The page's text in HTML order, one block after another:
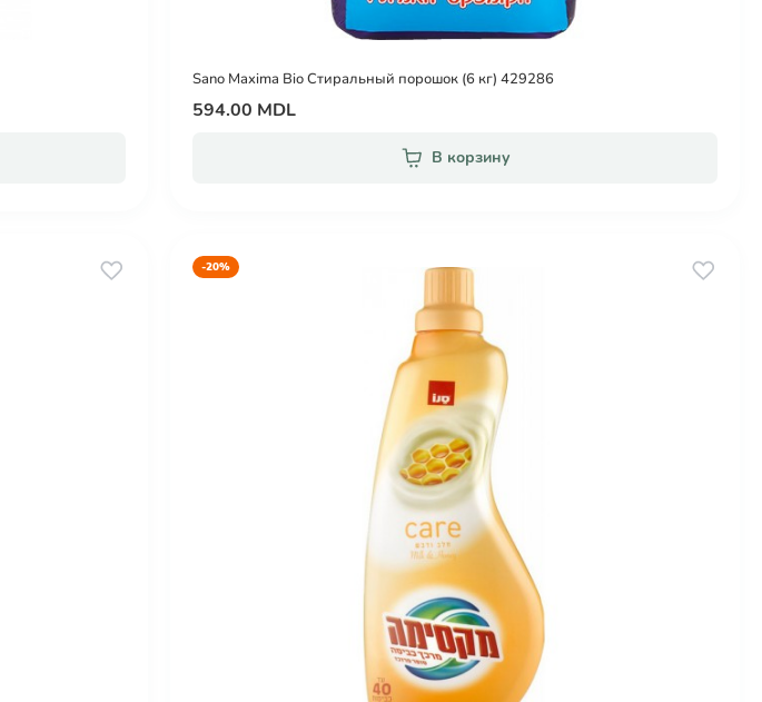
Sano Maxima Bio Стиральный порошок (6 кг) 429286
594.00 MDL
В корзину
-20%